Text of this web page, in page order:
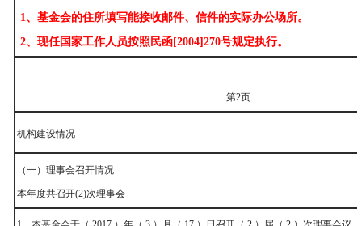
1、基金会的住所填写能接收邮件、信件的实际办公场所。
2、现任国家工作人员按照民函[2004]270号规定执行。
第2页
机构建设情况
（一）理事会召开情况
本年度共召开(2)次理事会